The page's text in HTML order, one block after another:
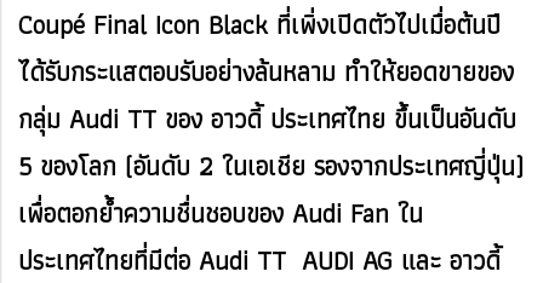
Coupé Final Icon Black ที่เพิ่งเปิดตัวไปเมื่อต้นปี
ได้รับกระแสตอบรับอย่างล้นหลาม ทำให้ยอดขายของ
กลุ่ม Audi TT ของ อาวดี้ ประเทศไทย ขึ้นเป็นอันดับ
5 ของโลก (อันดับ 2 ในเอเชีย รองจากประเทศญี่ปุ่น)
เพื่อตอกย้ำความชื่นชอบของ Audi Fan ใน
ประเทศไทยที่มีต่อ Audi TT AUDI AG และ อาวดี้